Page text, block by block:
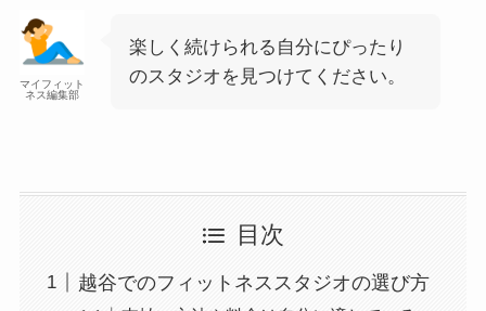
マイフィット
ネス編集部
楽しく続けられる自分にぴったり
のスタジオを見つけてください。
目次
越谷でのフィットネススタジオの選び方